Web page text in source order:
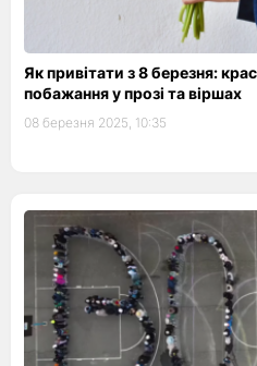
Як привітати з 8 березня:
побажання у прозі та віршах
08 березня 2025, 10:35